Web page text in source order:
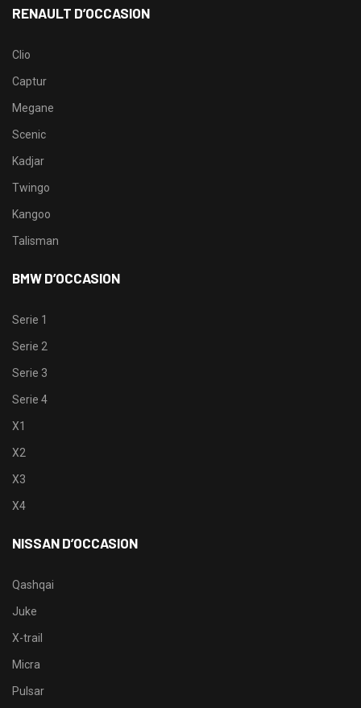
RENAULT D’OCCASION
Clio
Captur
Megane
Scenic
Kadjar
Twingo
Kangoo
Talisman
BMW D’OCCASION
Serie 1
Serie 2
Serie 3
Serie 4
X1
X2
X3
X4
NISSAN D’OCCASION
Qashqai
Juke
X-trail
Micra
Pulsar